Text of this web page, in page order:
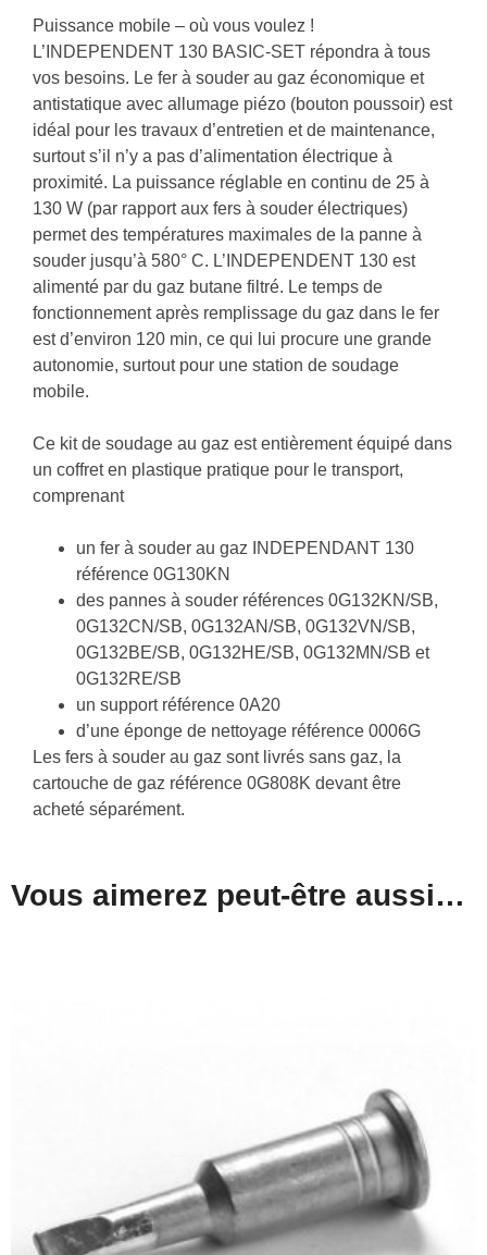
Puissance mobile – où vous voulez !
L’INDEPENDENT 130 BASIC-SET répondra à tous
vos besoins. Le fer à souder au gaz économique et
antistatique avec allumage piézo (bouton poussoir) est
idéal pour les travaux d’entretien et de maintenance,
surtout s’il n’y a pas d’alimentation électrique à
proximité. La puissance réglable en continu de 25 à
130 W (par rapport aux fers à souder électriques)
permet des températures maximales de la panne à
souder jusqu’à 580° C. L’INDEPENDENT 130 est
alimenté par du gaz butane filtré. Le temps de
fonctionnement après remplissage du gaz dans le fer
est d’environ 120 min, ce qui lui procure une grande
autonomie, surtout pour une station de soudage
mobile.
Ce kit de soudage au gaz est entièrement équipé dans
un coffret en plastique pratique pour le transport,
comprenant
un fer à souder au gaz INDEPENDANT 130
référence 0G130KN
des pannes à souder références 0G132KN/SB,
0G132CN/SB, 0G132AN/SB, 0G132VN/SB,
0G132BE/SB, 0G132HE/SB, 0G132MN/SB et
0G132RE/SB
un support référence 0A20
d’une éponge de nettoyage référence 0006G
Les fers à souder au gaz sont livrés sans gaz, la
cartouche de gaz référence 0G808K devant être
acheté séparément.
Vous aimerez peut-être aussi…